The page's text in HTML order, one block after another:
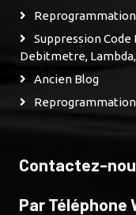
Suppression
Debitmetre, Lambda,
Ancien Blog
Contactez-
Par Téléphone